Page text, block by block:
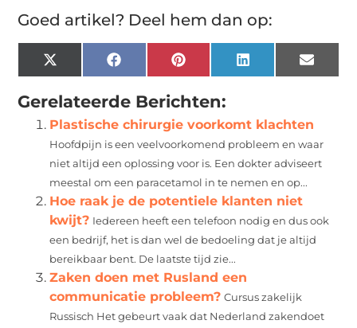
Goed artikel? Deel hem dan op:
X
(Twitter)
FacebookPinterest LinkedIn Email
Gerelateerde Berichten:
Plastische chirurgie voorkomt klachten
Hoofdpijn is een veelvoorkomend probleem en waar
niet altijd een oplossing voor is. Een dokter adviseert
meestal om een paracetamol in te nemen en op...
Hoe raak je de potentiele klanten niet
kwijt? Iedereen heeft een telefoon nodig en dus ook
een bedrijf, het is dan wel de bedoeling dat je altijd
bereikbaar bent. De laatste tijd zie...
Zaken doen met Rusland een
communicatie probleem? Cursus zakelijk
Russisch Het gebeurt vaak dat Nederland zakendoet